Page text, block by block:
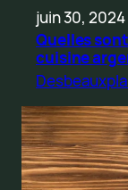
juin 30, 2024
Quelles
cuisine